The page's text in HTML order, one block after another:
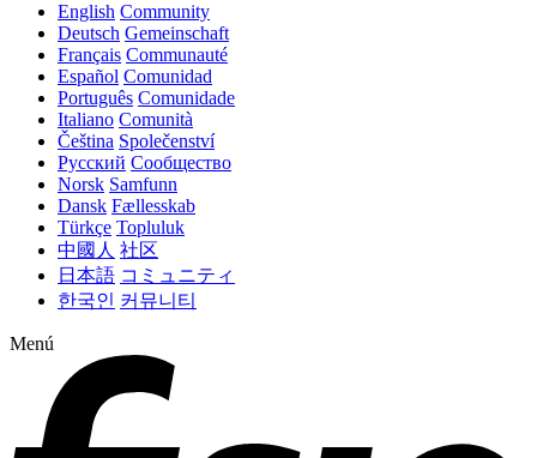
English Community
Deutsch Gemeinschaft
Français Communauté
Español Comunidad
Português Comunidade
Italiano Comunità
Čeština Společenství
Русский Сообщество
Norsk Samfunn
Dansk Fællesskab
Türkçe Topluluk
中國人 社区
日本語 コミュニティ
한국인 커뮤니티
Menú